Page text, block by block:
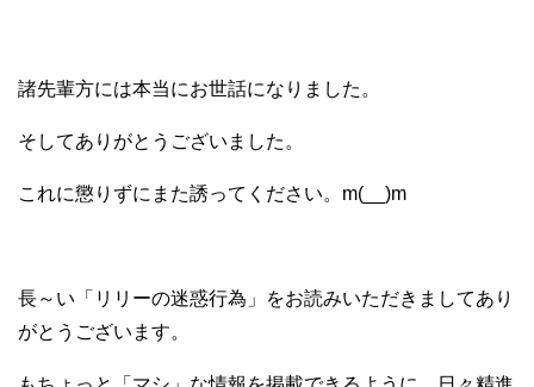
諸先輩方には本当にお世話になりました。
そしてありがとうございました。
これに懲りずにまた誘ってください。m(__)m
長～い「リリーの迷惑行為」をお読みいただきましてあり
がとうございます。